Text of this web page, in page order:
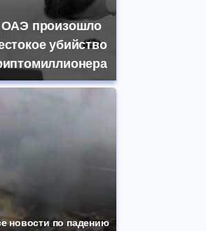
произошло
убийство
новости по падению